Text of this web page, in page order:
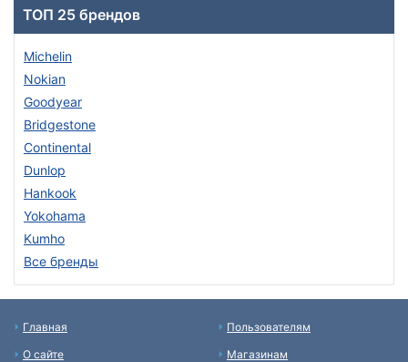
ТОП 25 брендов
Michelin
Nokian
Goodyear
Bridgestone
Continental
Dunlop
Hankook
Yokohama
Kumho
Все бренды
Главная
О сайте
Пользователям
Магазинам